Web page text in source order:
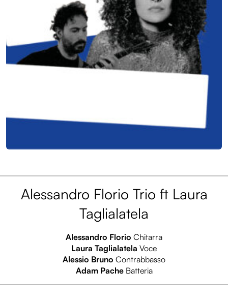
Alessandro Florio Trio ft Laura
Taglialatela
Alessandro Florio Chitarra
Laura Taglialatela Voce
Alessio Bruno Contrabbasso
Adam Pache Batteria